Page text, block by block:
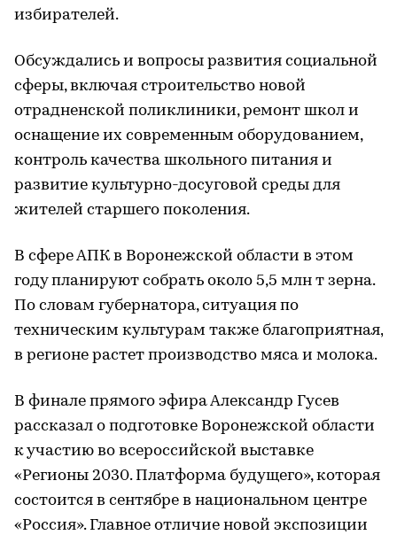
избирателей.
Обсуждались и вопросы развития социальной
сферы, включая строительство новой
отрадненской поликлиники, ремонт школ и
оснащение их современным оборудованием,
контроль качества школьного питания и
развитие культурно-досуговой среды для
жителей старшего поколения.
В сфере АПК в Воронежской области в этом
году планируют собрать около 5,5 млн т зерна.
По словам губернатора, ситуация по
техническим культурам также благоприятная,
в регионе растет производство мяса и молока.
В финале прямого эфира Александр Гусев
рассказал о подготовке Воронежской области
к участию во всероссийской выставке
«Регионы 2030. Платформа будущего», которая
состоится в сентябре в национальном центре
«Россия». Главное отличие новой экспозиции